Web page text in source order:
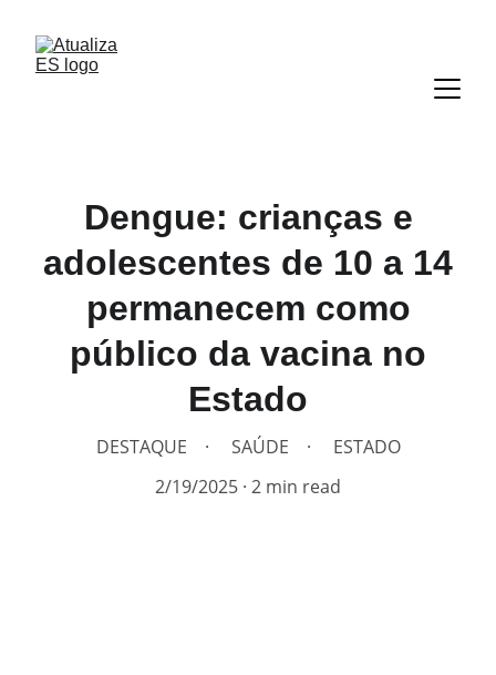
Dengue: crianças e
adolescentes de 10 a 14
permanecem como
público da vacina no
Estado
DESTAQUE SAÚDE
ESTADO
2/19/2025 2 min read